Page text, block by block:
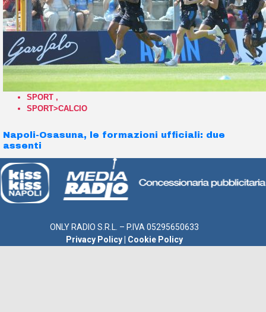
SPORT ,
SPORT>CALCIO
Napoli-Osasuna, le formazioni ufficiali: due
assenti
ONLY RADIO S.R.L. – P.IVA 05295650633
Privacy Policy
Cookie Policy